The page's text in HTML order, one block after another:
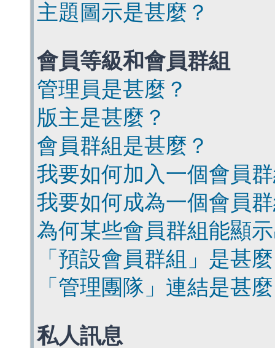
主題圖示是甚麼？
會員等級和會員群組
管理員是甚麼？
版主是甚麼？
會員群組是甚麼？
我要如何加入一個會員
我要如何成為一個會員
為何某些會員群組能顯
「預設會員群組」是甚
「管理團隊」連結是甚
私人訊息